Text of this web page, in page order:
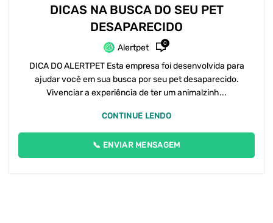
DICAS NA BUSCA DO SEU PET
DESAPARECIDO
Alertpet 0
DICA DO ALERTPET Esta empresa foi desenvolvida para
ajudar você em sua busca por seu pet desaparecido.
Vivenciar a experiência de ter um animalzinh...
CONTINUE LENDO
📞 ENVIAR MENSAGEM